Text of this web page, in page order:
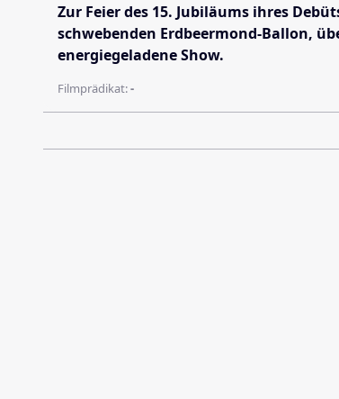
Zur Feier des 15. Jubiläums ihres
schwebenden Erdbeermond-Ballon,
energiegeladene Show.
Filmprädikat:-